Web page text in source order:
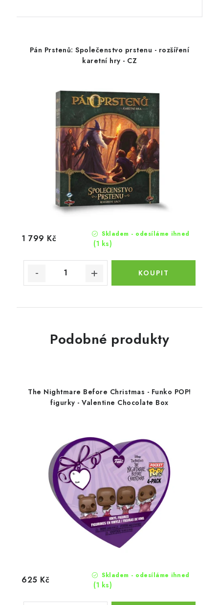
Pán Prstenů: Společenstvo prstenu - rozšíření
karetní hry - CZ
Skladem - odesíláme ihned
(1 ks)
1 799 Kč
Podobné produkty
The Nightmare Before Christmas - Funko POP!
figurky - Valentine Chocolate Box
Skladem - odesíláme ihned
(1 ks)
625 Kč